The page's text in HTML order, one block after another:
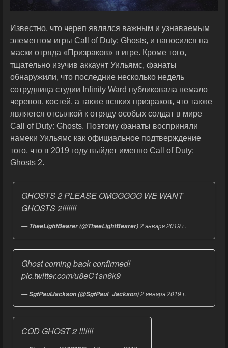
Известно, что череп являлся важным и узнаваемым
элементом игры Call of Duty: Ghosts, и наносился на
маски отряда «Призраков» в игре. Кроме того,
тщательно изучив аккаунт Уильямс, фанаты
обнаружили, что последние несколько недель
сотрудница студии Infinity Ward публиковала немало
черепов, костей, а также всяких призраков, что также
является отсылкой к отряду особых солдат в мире
Call of Duty: Ghosts. Поэтому фанаты восприняли
намеки Уильямс как официальное подтверждение
того, что в 2019 году выйдет именно Call of Duty:
Ghosts 2.
GHOSTS 2 PLEASE OMGGGGG WE WANT
GHOSTS 2!!!!!!!
— TheeLightBearer (@TheeLightBearer)2 января 2019 г.
Ghost coming back confirmed!
pic.twitter.com/u8eC1sn6k9
— SgtPaulJackson (@SgtPaul_Jackson)2 января 2019 г.
COD GHOST 2 !!!!!!!